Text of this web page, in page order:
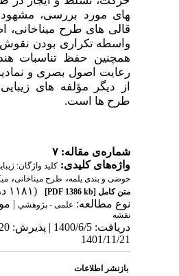
های مورد بررسی،
قالی ­های طرح میناخانی،
واسطه تکراری­ بودن
همچنین حفظ تناسبات
رعایت اصول بصری و
از دیگر مؤلفه­ های
طرح ­ها­ است.
شماره‌ی مقاله: ۷
واژه‌های کلیدی: کلید واژگان:
حوضی و بندی یلمه، طرح میناخانی،
متن کامل [PDF 1386 kb]
(۱۱۸۱ دریافت)
نوع مطالعه: علمی - پژوهشي|
نقشه
1401/11/21
بازنشر اطلاعات